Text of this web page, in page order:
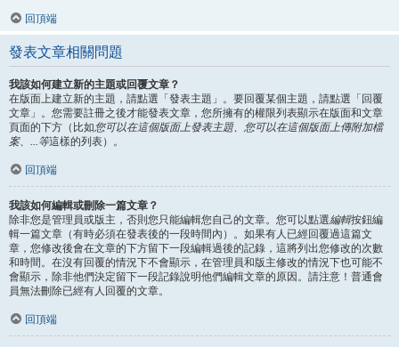
回頂端
發表文章相關問題
我該如何建立新的主題或回覆文章？
在版面上建立新的主題，請點選「發表主題」。要回覆某個主題，請點選「回覆
文章」。您需要註冊之後才能發表文章，您所擁有的權限列表顯示在版面和文章
頁面的下方（比如您可以在這個版面上發表主題、您可以在這個版面上傳附加檔
案、...等這樣的列表）。
回頂端
我該如何編輯或刪除一篇文章？
除非您是管理員或版主，否則您只能編輯您自己的文章。您可以點選編輯按鈕編
輯一篇文章（有時必須在發表後的一段時間內）。如果有人已經回覆過這篇文
章，您修改後會在文章的下方留下一段編輯過後的記錄，這將列出您修改的次數
和時間。在沒有回覆的情況下不會顯示，在管理員和版主修改的情況下也可能不
會顯示，除非他們決定留下一段記錄說明他們編輯文章的原因。請注意！普通會
員無法刪除已經有人回覆的文章。
回頂端